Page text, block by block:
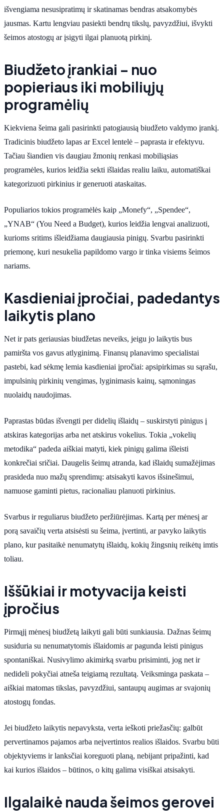
išvengiama nesusipratimų ir skatinamas bendras atsakomybės
jausmas. Kartu lengviau pasiekti bendrų tikslų, pavyzdžiui, išvykti
šeimos atostogų ar įsigyti ilgai planuotą pirkinį.
Biudžeto įrankiai – nuo
popieriaus iki mobiliųjų
programėlių
Kiekviena šeima gali pasirinkti patogiausią biudžeto valdymo įrankį.
Tradicinis biudžeto lapas ar Excel lentelė – paprasta ir efektyvu.
Tačiau šiandien vis daugiau žmonių renkasi mobiliąsias
programėles, kurios leidžia sekti išlaidas realiu laiku, automatiškai
kategorizuoti pirkinius ir generuoti ataskaitas.
Populiarios tokios programėlės kaip „Monefy“, „Spendee“,
„YNAB“ (You Need a Budget), kurios leidžia lengvai analizuoti,
kurioms sritims išleidžiama daugiausia pinigų. Svarbu pasirinkti
priemonę, kuri nesukelia papildomo vargo ir tinka visiems šeimos
nariams.
Kasdieniai įpročiai, padedantys
laikytis plano
Net ir pats geriausias biudžetas neveiks, jeigu jo laikytis bus
pamiršta vos gavus atlyginimą. Finansų planavimo specialistai
pastebi, kad sėkmę lemia kasdieniai įpročiai: apsipirkimas su sąrašu,
impulsinių pirkinių vengimas, lyginimasis kainų, sąmoningas
nuolaidų naudojimas.
Paprastas būdas išvengti per didelių išlaidų – suskirstyti pinigus į
atskiras kategorijas arba net atskirus vokelius. Tokia „vokelių
metodika“ padeda aiškiai matyti, kiek pinigų galima išleisti
konkrečiai sričiai. Daugelis šeimų atranda, kad išlaidų sumažėjimas
prasideda nuo mažų sprendimų: atsisakyti kavos išsinešimui,
namuose gaminti pietus, racionaliau planuoti pirkinius.
Svarbus ir reguliarus biudžeto peržiūrėjimas. Kartą per mėnesį ar
porą savaičių verta atsisėsti su šeima, įvertinti, ar pavyko laikytis
plano, kur pasitaikė nenumatytų išlaidų, kokių žingsnių reikėtų imtis
toliau.
Iššūkiai ir motyvacija keisti
įpročius
Pirmąjį mėnesį biudžetą laikyti gali būti sunkiausia. Dažnas šeimų
susiduria su nenumatytomis išlaidomis ar pagunda leisti pinigus
spontaniškai. Nusivylimo akimirką svarbu prisiminti, jog net ir
nedideli pokyčiai atneša teigiamą rezultatą. Veiksminga paskata –
aiškiai matomas tikslas, pavyzdžiui, santaupų augimas ar svajonių
atostogų fondas.
Jei biudžeto laikytis nepavyksta, verta ieškoti priežasčių: galbūt
pervertinamos pajamos arba neįvertintos realios išlaidos. Svarbu būti
objektyviems ir lanksčiai koreguoti planą, nebijant pripažinti, kad
kai kurios išlaidos – būtinos, o kitų galima visiškai atsisakyti.
Ilgalaikė nauda šeimos gerovei